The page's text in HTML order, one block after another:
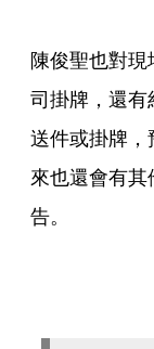
陳俊聖也對
司掛牌，還有
送件或掛牌
來也還會有
告。